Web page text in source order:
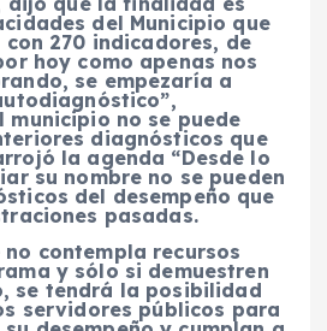
del Municipio que
270 indicadores, de
hoy como apenas nos
se empezaría a
municipio no se puede
diagnósticos que
la agenda “Desde lo
su nombre no se pueden
del desempeño que
pasadas.
contempla recursos
y sólo si demuestren
se tendrá la posibilidad
servidores públicos para